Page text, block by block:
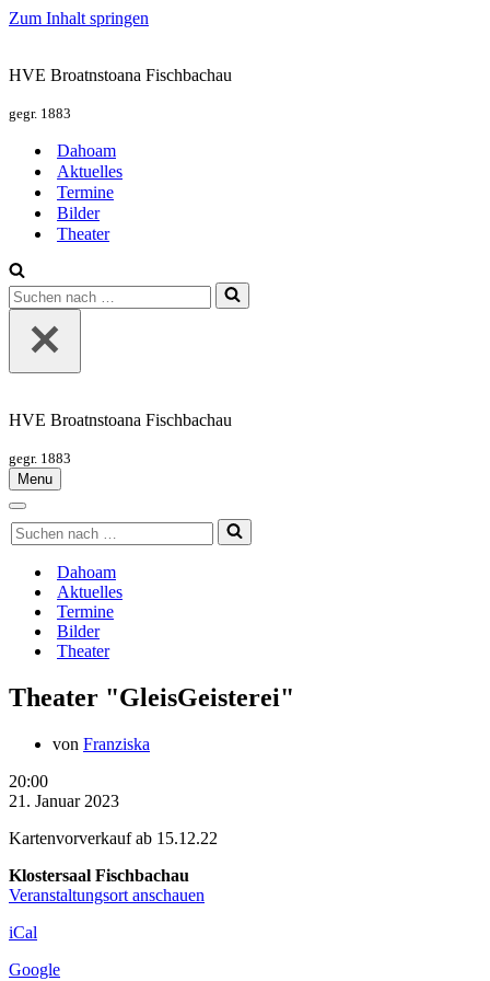
Zum Inhalt springen
HVE Broatnstoana Fischbachau
gegr. 1883
Dahoam
Aktuelles
Termine
Bilder
Theater
Suchen
nach …
HVE Broatnstoana Fischbachau
gegr. 1883
Menu
Navigationsmenü
Navigationsmenü
Suchen
nach …
Dahoam
Aktuelles
Termine
Bilder
Theater
Theater "GleisGeisterei"
von Franziska
Theater
"GleisGeisterei"
20:00
21. Januar 2023
Kartenvorverkauf ab 15.12.22
Klostersaal Fischbachau
Veranstaltungsort anschauen
iCal
Google